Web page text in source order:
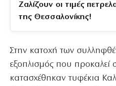
Ζαλίζουν οι τιμές
της Θεσσαλονίκης!
Στην κατοχή των
εξοπλισμός που προκαλεί
κατασχέθηκαν τυφέκια